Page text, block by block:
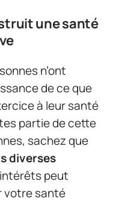
une santé
n’ont
de ce que
à leur santé
partie de cette
sachez que
diverses
peut
votre santé